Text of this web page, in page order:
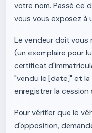
votre nom. Passé ce
vous vous exposez à
Le vendeur doit
(un exemplaire pour
certificat
"vendu le [date]" et la
enregistrer la cession
Pour vérifier que le
d'opposition,